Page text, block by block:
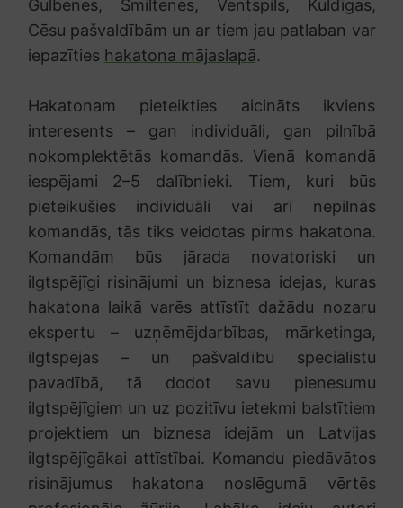
Gulbenes, Smiltenes, Ventspils, Kuldīgas,
Cēsu pašvaldībām un ar tiem jau patlaban var
iepazīties hakatona mājaslapā.
Hakatonam pieteikties aicināts ikviens
interesents – gan individuāli, gan pilnībā
nokomplektētās komandās. Vienā komandā
iespējami 2–5 dalībnieki. Tiem, kuri būs
pieteikušies individuāli vai arī nepilnās
komandās, tās tiks veidotas pirms hakatona.
Komandām būs jārada novatoriski un
ilgtspējīgi risinājumi un biznesa idejas, kuras
hakatona laikā varēs attīstīt dažādu nozaru
ekspertu – uzņēmējdarbības, mārketinga,
ilgtspējas – un pašvaldību speciālistu
pavadībā, tā dodot savu pienesumu
ilgtspējīgiem un uz pozitīvu ietekmi balstītiem
projektiem un biznesa idejām un Latvijas
ilgtspējīgākai attīstībai. Komandu piedāvātos
risinājumus hakatona noslēgumā vērtēs